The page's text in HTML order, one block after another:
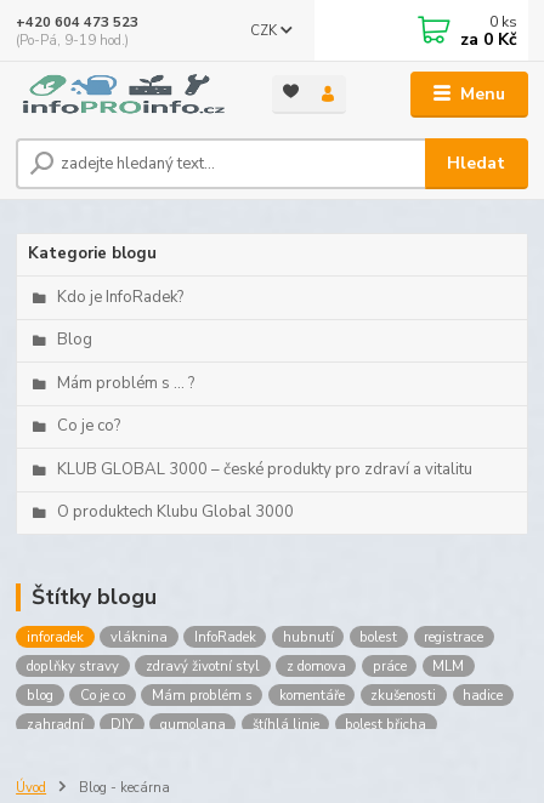
Menu
CZK
Hledat
+420 604 473 523
(Po-Pá, 9-19 hod.)
0 ks
za 0 Kč
Kategorie blogu
Kdo je InfoRadek?
Blog
Mám problém s ... ?
Co je co?
KLUB GLOBAL 3000 – české produkty pro zdraví a vitalitu
O produktech Klubu Global 3000
Štítky blogu
inforadek vláknina InfoRadek hubnutí bolest
registrace
doplňky stravy
zdravý životní styl z domova práce
MLM
blog
Co je co Mám problém s komentáře zkušenosti
hadice
zahradní
DIY gumolana štíhlá linie
bolest břicha
Prokloub
Vláknina
Úvod Blog - kecárna